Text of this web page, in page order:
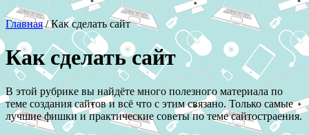
Главная / Как сделать сайт
Как сделать сайт
В этой рубрике вы найдёте много полезного материала по
теме создания сайтов и всё что с этим связано. Только самые
лучшие фишки и практические советы по теме сайтостраения.